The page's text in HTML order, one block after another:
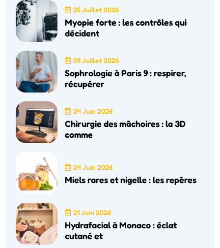
25 Juillet 2026
Myopie forte : les contrôles qui
décident
09 Juillet 2026
Sophrologie à Paris 9 : respirer,
récupérer
24 Juin 2026
Chirurgie des mâchoires : la 3D
comme
24 Juin 2026
Miels rares et nigelle : les repères
21 Juin 2026
Hydrafacial à Monaco : éclat
cutané et